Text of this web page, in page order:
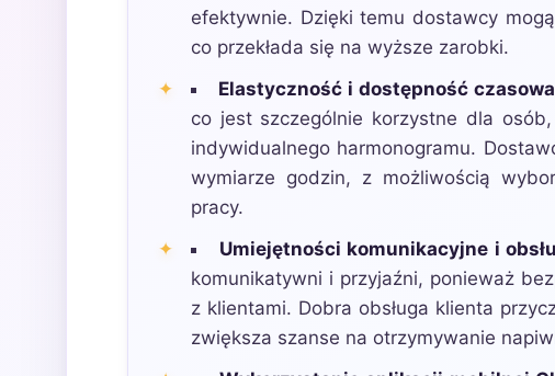
efektywnie. Dzięki temu dostawcy
co przekłada się na wyższe zarobki.
Elastyczność i dostępność czasowa
co jest szczególnie korzystne dla
indywidualnego harmonogramu.
wymiarze godzin, z możliwością
pracy.
Umiejętności komunikacyjne i
komunikatywni i przyjaźni, ponieważ
z klientami. Dobra obsługa klienta
zwiększa szanse na otrzymywanie